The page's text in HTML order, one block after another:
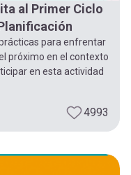
al Primer Ciclo
para enfrentar
próximo en el contexto
en esta actividad
4993